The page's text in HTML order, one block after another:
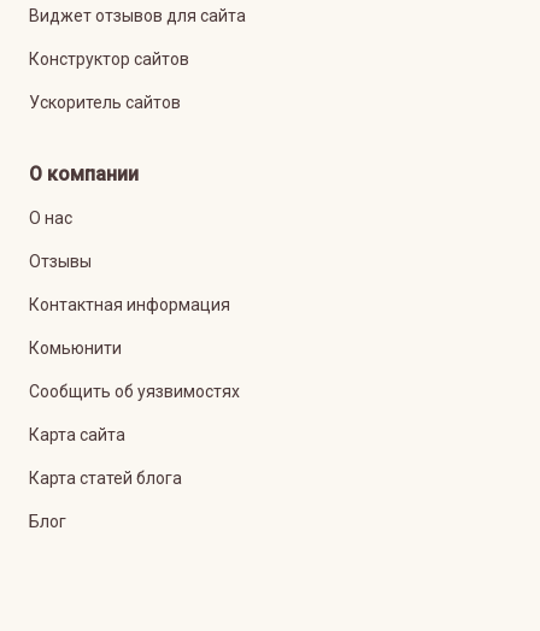
Виджет отзывов для сайта
Конструктор сайтов
Ускоритель сайтов
О компании
О нас
Отзывы
Контактная информация
Комьюнити
Сообщить об уязвимостях
Карта сайта
Карта статей блога
Блог